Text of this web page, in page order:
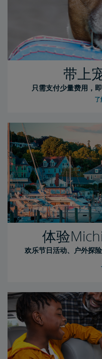
带上
只需支付少量费用，
体验
欢乐节日活动、户外探